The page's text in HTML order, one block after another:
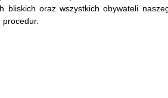
bliskich oraz wszystkich obywateli